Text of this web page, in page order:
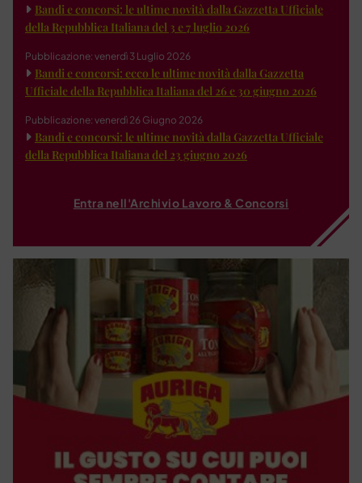
Bandi e concorsi: le ultime novità dalla Gazzetta Ufficiale
della Repubblica Italiana del 3 e 7 luglio 2026
Pubblicazione: venerdì 3 Luglio 2026
Bandi e concorsi: ecco le ultime novità dalla Gazzetta
Ufficiale della Repubblica Italiana del 26 e 30 giugno 2026
Pubblicazione: venerdì 26 Giugno 2026
Bandi e concorsi: le ultime novità dalla Gazzetta Ufficiale
della Repubblica Italiana del 23 giugno 2026
Entra nell'Archivio Lavoro & Concorsi